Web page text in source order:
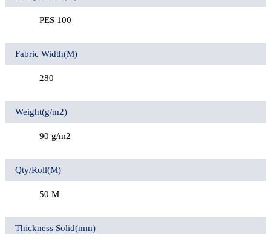
PES 100
Fabric Width(M)
280
Weight(g/m2)
90 g/m2
Qty/Roll(M)
50 M
Thickness Solid(mm)